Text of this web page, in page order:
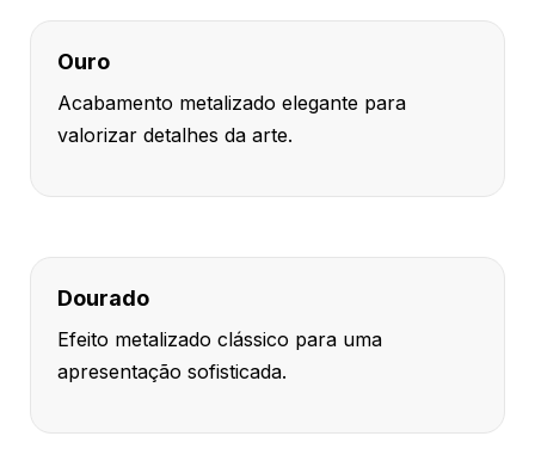
Ouro
Acabamento metalizado elegante para
valorizar detalhes da arte.
Dourado
Efeito metalizado clássico para uma
apresentação sofisticada.